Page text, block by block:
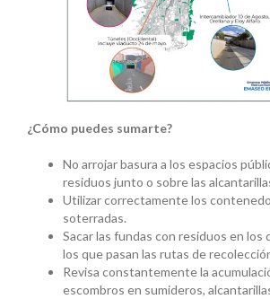
¿Cómo puedes sumarte?
No arrojar basura a los espacios
residuos junto o sobre las
Utilizar correctamente los
soterradas.
Sacar las fundas con residuos en los
los que pasan las rutas de
Revisa constantemente la
escombros en sumideros,